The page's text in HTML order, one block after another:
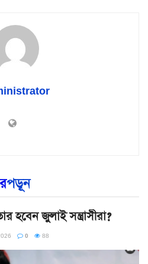
পড়ূন
হবেন জুলাই সন্ত্রাসীরা?
0 88